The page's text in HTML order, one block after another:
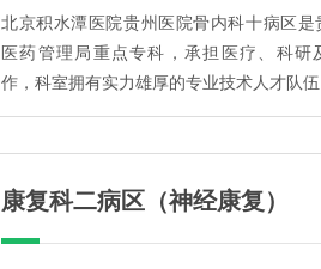
北京积水潭医院贵州医院骨内科十病区是
医药管理局重点专科，承担医疗、科研
作，科室拥有实力雄厚的专业技术人才队伍
康复科二病区（神经康复）